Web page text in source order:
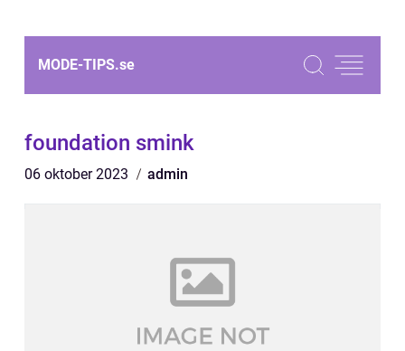
MODE-TIPS.se
foundation smink
06 oktober 2023 admin